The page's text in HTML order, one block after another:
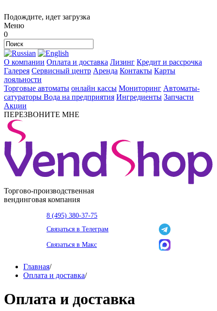
Подождите, идет загрузка
Меню
0
О компании Оплата и доставка Лизинг Кредит и рассрочка
Галерея Сервисный центр Аренда Контакты Карты
лояльности
Торговые автоматы онлайн кассы Мониторинг Автоматы-
сатураторы Вода на предприятия Ингредиенты Запчасти
Акции
ПЕРЕЗВОНИТЕ МНЕ
Торгово-производственная
вендинговая компания
8 (495) 380-37-75
Связаться в Телеграм
Связаться в Макс
Главная/
Оплата и доставка/
Оплата и доставка